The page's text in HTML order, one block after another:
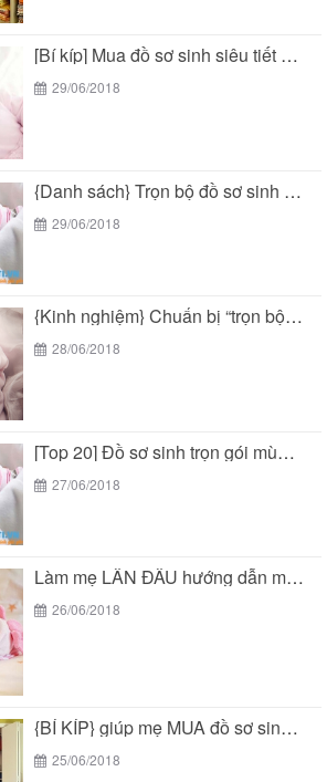
[Bí kíp] Mua đồ sơ sinh siêu tiết kiệm...
29/06/2018
{Danh sách} Trọn bộ đồ sơ sinh mùa hè...
29/06/2018
{Kinh nghiệm} Chuẩn bị “trọn bộ đồ sơ sinh...
28/06/2018
[Top 20] Đồ sơ sinh trọn gói mùa hè...
27/06/2018
Làm mẹ LẦN ĐẦU hướng dẫn mua “đồ sơ...
26/06/2018
{BÍ KÍP} giúp mẹ MUA đồ sơ sinh trọn...
25/06/2018